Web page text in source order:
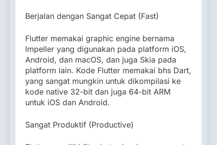
Berjalan dengan Sangat Cepat (Fast)
Flutter memakai graphic engine bernama
lmpeller yang digunakan pada platform iOS,
Android, dan macOS, dan juga Skia pada
platform lain. Kode Flutter memakai bhs Dart,
yang sangat mungkin untuk dikompilasi ke
kode native 32-bit dan juga 64-bit ARM
untuk iOS dan Android.
Sangat Produktif (Productive)